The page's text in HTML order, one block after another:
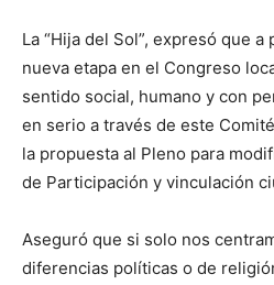
La “Hija del Sol”, expresó que
nueva etapa en el Congreso
sentido social, humano y con
en serio a través de este
la propuesta al Pleno para
de Participación y vinculación
Aseguró que si solo nos
diferencias políticas o de